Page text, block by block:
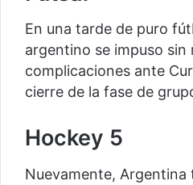
En una tarde de puro
argentino se impuso sin
complicaciones ante
cierre de la fase de
Hockey 5
Nuevamente, Argentina